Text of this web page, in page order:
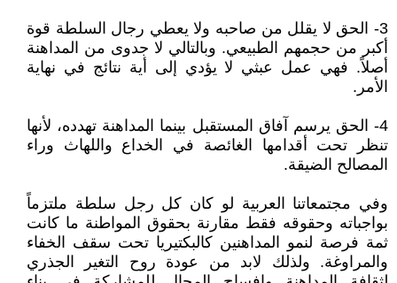
3- الحق لا يقلل من صاحبه ولا يعطي رجال السلطة قوة
أكبر من حجمهم الطبيعي. وبالتالي لا جدوى من المداهنة
أصلاً. فهي عمل عبثي لا يؤدي إلى أية نتائج في نهاية
الأمر.
4- الحق يرسم آفاق المستقبل بينما المداهنة تهدده، لأنها
تنظر تحت أقدامها الغائصة في الخداع واللهاث وراء
المصالح الضيقة.
وفي مجتمعاتنا العربية لو كان كل رجل سلطة ملتزماً
بواجباته وحقوقه فقط مقارنة بحقوق المواطنة ما كانت
ثمة فرصة لنمو المداهنين كالبكتيريا تحت سقف الخفاء
والمراوغة. ولذلك لابد من عودة روح التغير الجذري